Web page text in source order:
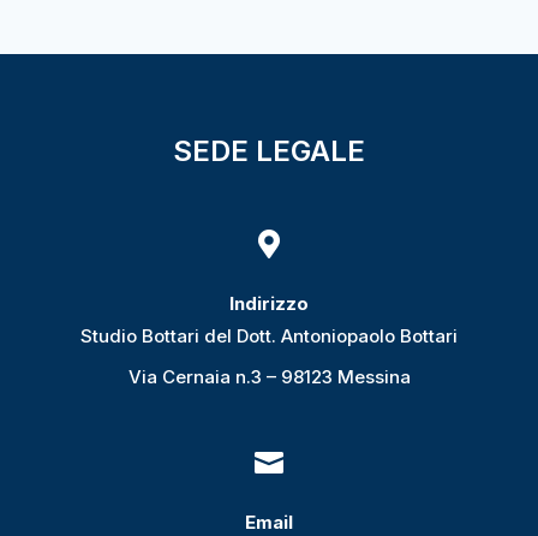
SEDE LEGALE

Indirizzo
Studio Bottari del Dott. Antoniopaolo Bottari
Via Cernaia n.3 – 98123 Messina

Email